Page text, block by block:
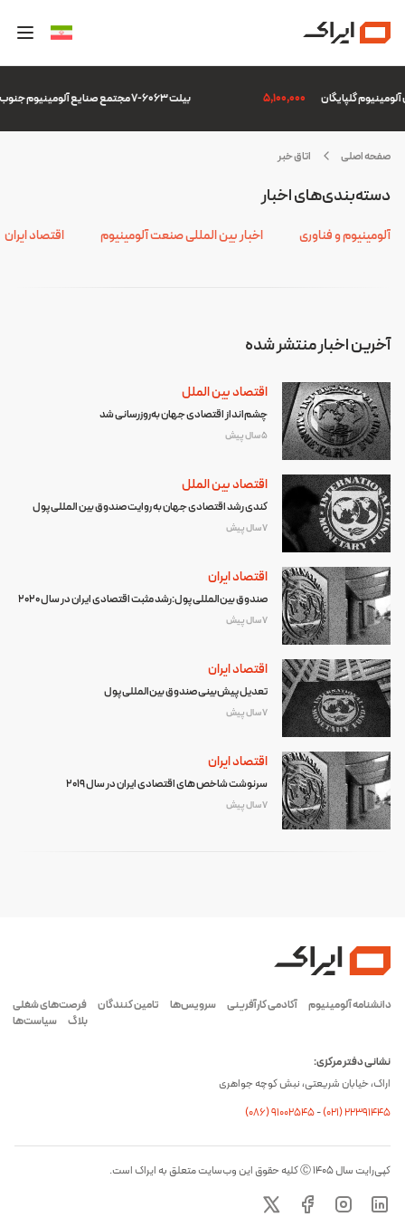
بیلت 6063-7 مجتمع صنایع آلومینیوم جنوب 5,100,000
صفحه اصلی اتاق خبر
صندوق
پول
آخرین اخبار منتشر شده
اقتصاد بین الملل
چشم‌انداز اقتصادی جهان به‌روزرسانی شد
5 سال پیش
اقتصاد بین الملل
کندی رشد اقتصادی جهان به روایت صندوق بین المللی پول
7 سال پیش
اقتصاد ایران
صندوق بین‌المللی پول:رشد مثبت اقتصادی ایران در سال 2020
7 سال پیش
اقتصاد ایران
تعدیل پیش‌بینی صندوق بین‌المللی پول
7 سال پیش
اقتصاد ایران
سرنوشت شاخص های اقتصادی ایران در سال 2019
7 سال پیش
دسته‌بندی‌های اخبار
آلومینیوم و فناوری اخبار بین المللی صنعت آلومینیوم اقتصاد ایران
دانشنامه آلومینیوم آکادمی کارآفرینی سرویس‌ها تامین کنندگان
فرصت‌های شغلی
بلاگ
سیاست‌ها
نشانی دفتر مرکزی:
اراک، خیابان شریعتی، نبش کوچه جواهری
(۰۸۶) ۹۱۰۰۲۵۴۵-(۰21) 22391445
کپی‌رایت سال ۱۴۰۵ Ⓒ کلیه حقوق این وب‌سایت متعلق به ایراک است.